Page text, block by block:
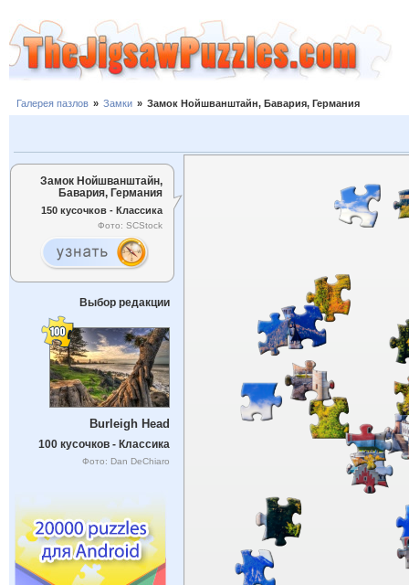
Галерея пазлов » Замки » Замок Нойшванштайн, Бавария, Германия
Замок Нойшванштайн,
Бавария, Германия
150 кусочков - Классика
Фото: SCStock
Выбор редакции
Burleigh Head
100 кусочков - Классика
Фото: Dan DeChiaro